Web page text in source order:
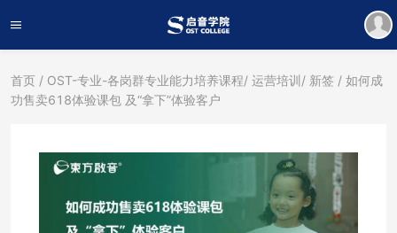
首页 / OST-专业-各岗群专业能力培养课程/ 运营培训/ 新签 / 如何成
功售卖618体验课包 及“拿下”体验客户